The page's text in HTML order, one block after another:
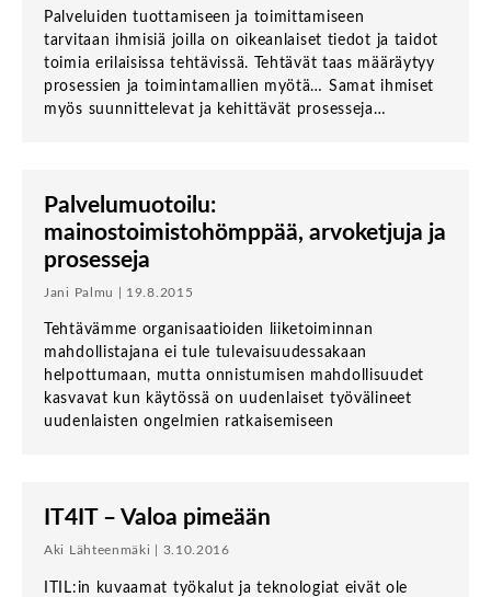
Palveluiden tuottamiseen ja toimittamiseen
tarvitaan ihmisiä joilla on oikeanlaiset tiedot ja taidot
toimia erilaisissa tehtävissä. Tehtävät taas määräytyy
prosessien ja toimintamallien myötä… Samat ihmiset
myös suunnittelevat ja kehittävät prosesseja…
Palvelumuotoilu:
mainostoimistohömppää, arvoketjuja ja
prosesseja
Jani Palmu | 19.8.2015
Tehtävämme organisaatioiden liiketoiminnan
mahdollistajana ei tule tulevaisuudessakaan
helpottumaan, mutta onnistumisen mahdollisuudet
kasvavat kun käytössä on uudenlaiset työvälineet
uudenlaisten ongelmien ratkaisemiseen
IT4IT – Valoa pimeään
Aki Lähteenmäki | 3.10.2016
ITIL:in kuvaamat työkalut ja teknologiat eivät ole